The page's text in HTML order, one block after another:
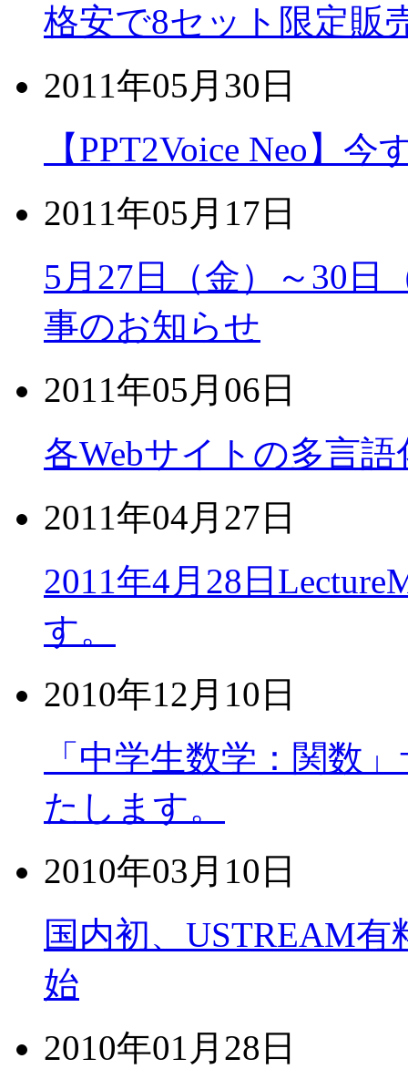
格安で8セット限定販
2011年05月30日
【PPT2Voice Neo】
2011年05月17日
5月27日（金）～30日
事のお知らせ
2011年05月06日
各Webサイトの多言
2011年04月27日
2011年4月28日
す。
2010年12月10日
「中学生数学：関数
たします。
2010年03月10日
国内初、USTREAM
始
2010年01月28日